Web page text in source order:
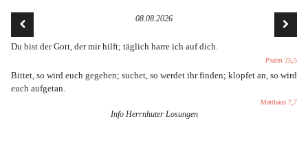
08.08.2026
Du bist der Gott, der mir hilft; täglich harre ich auf dich.
Psalm 25,5
Bittet, so wird euch gegeben; suchet, so werdet ihr finden; klopfet an, so wird
euch aufgetan.
Matthäus 7,7
Info Herrnhuter Losungen